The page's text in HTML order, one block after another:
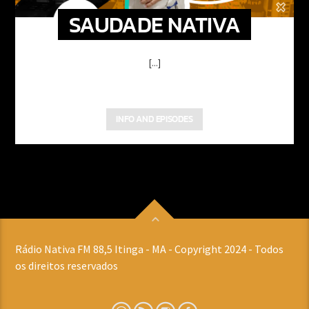
SAUDADE NATIVA
[...]
INFO AND EPISODES
Rádio Nativa FM 88,5 Itinga - MA - Copyright 2024 - Todos
os direitos reservados